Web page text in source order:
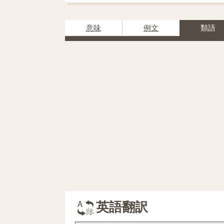
意味 例文 類語
英語翻訳